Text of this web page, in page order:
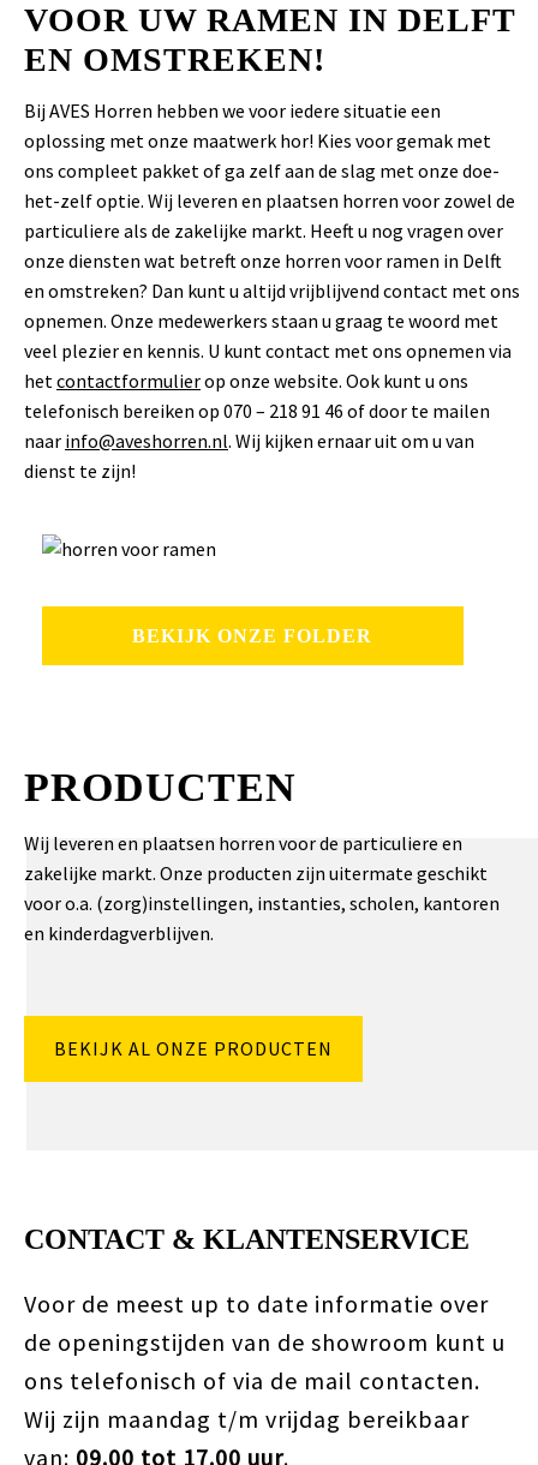
VOOR UW RAMEN IN DELFT
EN OMSTREKEN!
Bij AVES Horren hebben we voor iedere situatie een
oplossing met onze maatwerk hor! Kies voor gemak met
ons compleet pakket of ga zelf aan de slag met onze doe-
het-zelf optie. Wij leveren en plaatsen horren voor zowel de
particuliere als de zakelijke markt. Heeft u nog vragen over
onze diensten wat betreft onze horren voor ramen in Delft
en omstreken? Dan kunt u altijd vrijblijvend contact met ons
opnemen. Onze medewerkers staan u graag te woord met
veel plezier en kennis. U kunt contact met ons opnemen via
hetcontactformulierop onze website. Ook kunt u ons
telefonisch bereiken op 070 – 218 91 46 of door te mailen
naar info@aveshorren.nl. Wij kijken ernaar uit om u van
dienst te zijn!
BEKIJK ONZE FOLDER
PRODUCTEN
Wij leveren en plaatsen horren voor de particuliere en
zakelijke markt. Onze producten zijn uitermate geschikt
voor o.a. (zorg)instellingen, instanties, scholen, kantoren
en kinderdagverblijven.
BEKIJK AL ONZE PRODUCTEN
CONTACT & KLANTENSERVICE
Voor de meest up to date informatie over
de openingstijden van de showroom kunt u
ons telefonisch of via de mail contacten.
Wij zijn maandag t/m vrijdag bereikbaar
van: 09.00 tot 17.00 uur.